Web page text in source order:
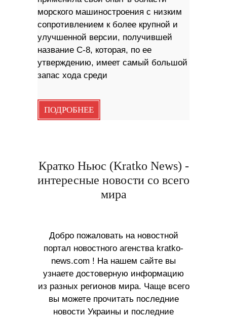
морского машиностроения с низким
сопротивлением к более крупной и
улучшенной версии, получившей
название C-8, которая, по ее
утверждению, имеет самый большой
запас хода среди
ПОДРОБНЕЕ
Кратко Ньюс (Kratko News) -
интересные новости со всего
мира
Добро пожаловать на новостной
портал новостного агенства kratko-
news.com ! На нашем сайте вы
узнаете достоверную информацию
из разных регионов мира. Чаще всего
вы можете прочитать последние
новости Украины и последние